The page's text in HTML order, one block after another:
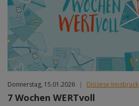
Donnerstag, 15.01.2026 | Diözese Innsbruck
7 Wochen WERTvoll